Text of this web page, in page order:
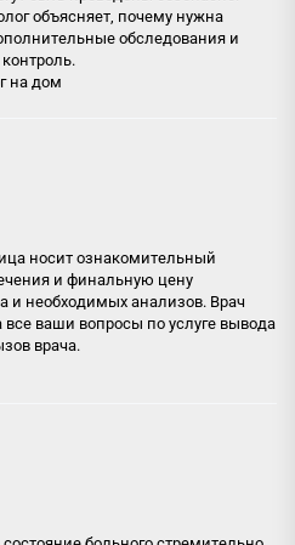
объясняет, почему нужна
обследования и
на дом
носит ознакомительный
и финальную цену
и необходимых анализов. Врач
все ваши вопросы по услуге вывода
врача.